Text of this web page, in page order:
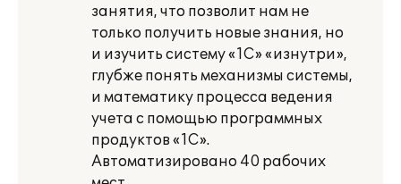
занятия, что позволит нам не
только получить новые знания, но
и изучить систему «1С» «изнутри»,
глубже понять механизмы системы,
и математику процесса ведения
учета с помощью программных
продуктов «1С».
Автоматизировано 40 рабочих